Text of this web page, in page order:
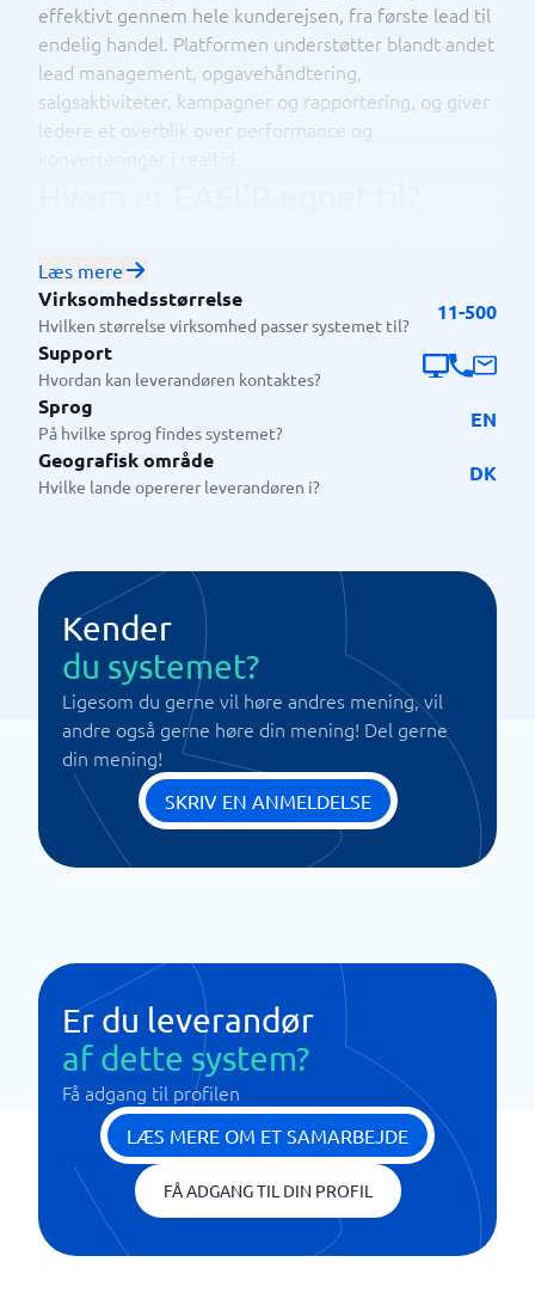
effektivt gennem hele kunderejsen, fra første lead til
endelig handel. Platformen understøtter blandt andet
lead management, opgavehåndtering,
salgsaktiviteter, kampagner og rapportering, og giver
ledere et overblik over performance og
og importører, der ønsker at optimere deres
salgsprocesser og øge konverteringsraten. Systemet
bruges typisk af både salgsafdelinger,
marketingteams og salgsledere, som har behov for at
styre mange leads og kunder på tværs af kanaler.
Læs mere
Virksomhedsstørrelse
Hvilken størrelse virksomhed passer systemet til?
11-500
Support
Hvordan kan leverandøren kontaktes?
Sprog
På hvilke sprog findes systemet?
EN
Geografisk område
Hvilke lande opererer leverandøren i?
DK
Kender
du systemet?
Ligesom du gerne vil høre andres mening, vil
andre også gerne høre din mening! Del gerne
din mening!
SKRIV EN ANMELDELSE
Er du leverandør
af dette system?
Få adgang til profilen
LÆS MERE OM ET SAMARBEJDE
FÅ ADGANG TIL DIN PROFIL